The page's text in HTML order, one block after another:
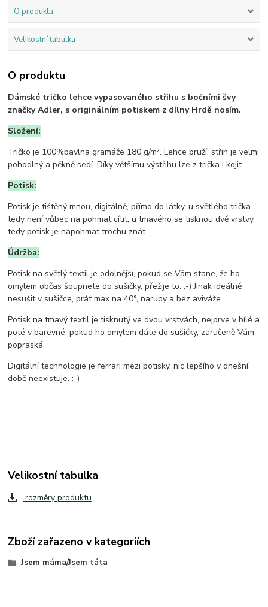
O produktu
Velikostní tabulka
O produktu
Dámské tričko lehce vypasovaného střihu s bočními švy
značky Adler, s originálním potiskem z dílny Hrdě nosím.
Složení:
Tričko je 100%bavlna gramáže 180 g/m². Lehce pruží, střih je velmi
pohodlný a pěkně sedí. Díky většímu výstřihu lze z trička i kojit.
Potisk:
Potisk je tištěný mnou, digitálně, přímo do látky, u světlého trička
tedy není vůbec na pohmat cítit, u tmavého se tisknou dvě vrstvy,
tedy potisk je napohmat trochu znát.
Údržba:
Potisk na světlý textil je odolnější, pokud se Vám stane, že ho
omylem občas šoupnete do sušičky, přežije to. :-) Jinak ideálně
nesušit v sušičce, prát max na 40°, naruby a bez aviváže.
Potisk na tmavý textil je tisknutý ve dvou vrstvách, nejprve v bílé a
poté v barevné, pokud ho omylem dáte do sušičky, zaručeně Vám
popraská.
Digitální technologie je ferrari mezi potisky, nic lepšího v dnešní
době neexistuje. :-)
Velikostní tabulka
rozměry produktu
Zboží zařazeno v kategoriích
Jsem máma/Jsem táta